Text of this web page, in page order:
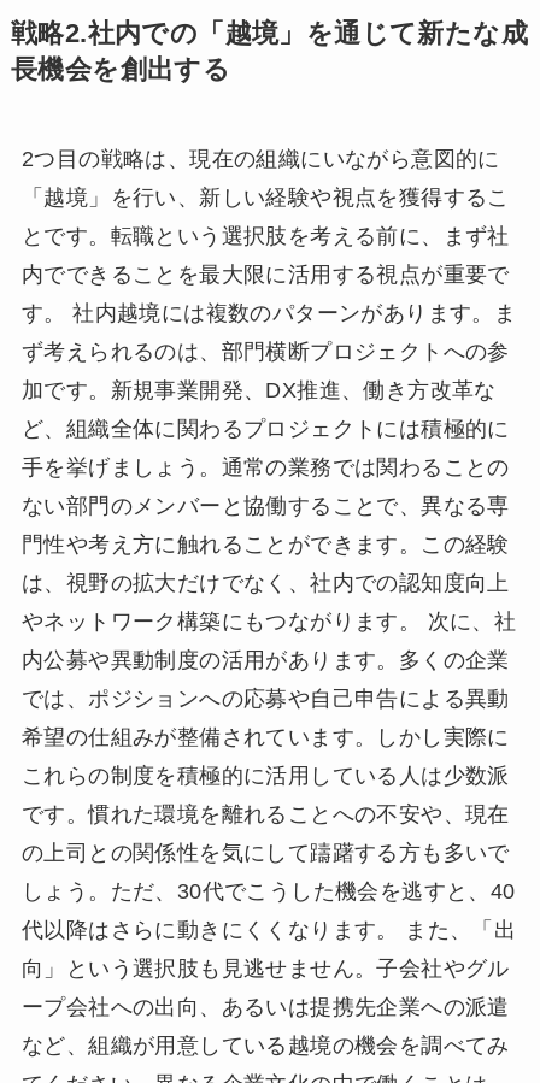
戦略2.社内での「越境」を通じて新たな成
長機会を創出する
2つ目の戦略は、現在の組織にいながら意図的に
「越境」を行い、新しい経験や視点を獲得するこ
とです。転職という選択肢を考える前に、まず社
内でできることを最大限に活用する視点が重要で
す。 社内越境には複数のパターンがあります。ま
ず考えられるのは、部門横断プロジェクトへの参
加です。新規事業開発、DX推進、働き方改革な
ど、組織全体に関わるプロジェクトには積極的に
手を挙げましょう。通常の業務では関わることの
ない部門のメンバーと協働することで、異なる専
門性や考え方に触れることができます。この経験
は、視野の拡大だけでなく、社内での認知度向上
やネットワーク構築にもつながります。 次に、社
内公募や異動制度の活用があります。多くの企業
では、ポジションへの応募や自己申告による異動
希望の仕組みが整備されています。しかし実際に
これらの制度を積極的に活用している人は少数派
です。慣れた環境を離れることへの不安や、現在
の上司との関係性を気にして躊躇する方も多いで
しょう。ただ、30代でこうした機会を逃すと、40
代以降はさらに動きにくくなります。 また、「出
向」という選択肢も見逃せません。子会社やグル
ープ会社への出向、あるいは提携先企業への派遣
など、組織が用意している越境の機会を調べてみ